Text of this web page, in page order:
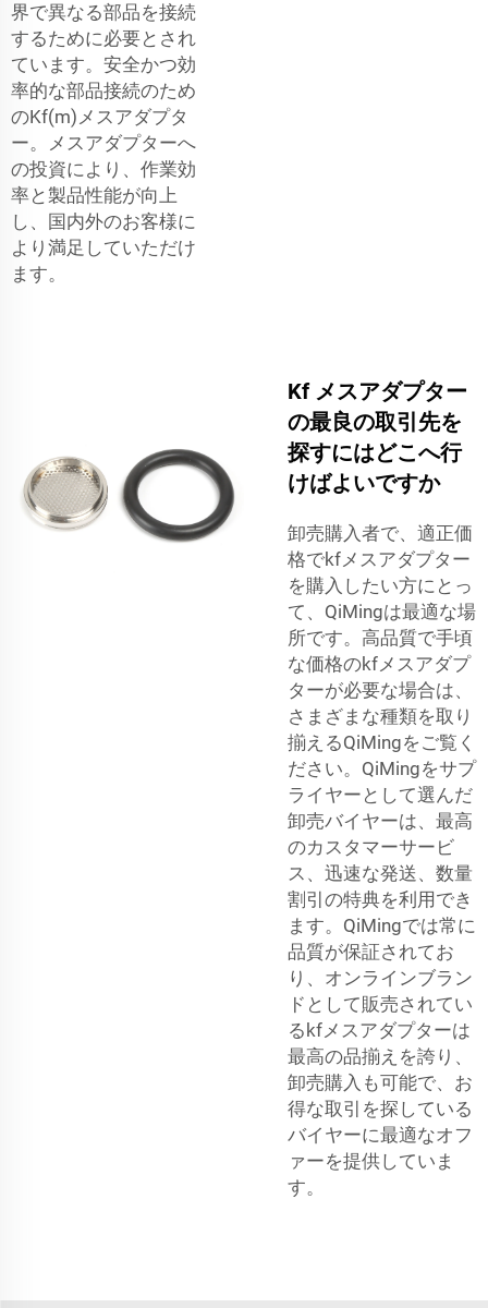
界で異なる部品を接続
するために必要とされ
ています。安全かつ効
率的な部品接続のため
のKf(m)メスアダプタ
ー。メスアダプターへ
の投資により、作業効
率と製品性能が向上
し、国内外のお客様に
より満足していただけ
ます。
Kf メスアダプター
の最良の取引先を
探すにはどこへ行
けばよいですか
卸売購入者で、適正価
格でkfメスアダプター
を購入したい方にとっ
て、QiMingは最適な場
所です。高品質で手頃
な価格のkfメスアダプ
ターが必要な場合は、
さまざまな種類を取り
揃えるQiMingをご覧く
ださい。QiMingをサプ
ライヤーとして選んだ
卸売バイヤーは、最高
のカスタマーサービ
ス、迅速な発送、数量
割引の特典を利用でき
ます。QiMingでは常に
品質が保証されてお
り、オンラインブラン
ドとして販売されてい
るkfメスアダプターは
最高の品揃えを誇り、
卸売購入も可能で、お
得な取引を探している
バイヤーに最適なオフ
ァーを提供していま
す。